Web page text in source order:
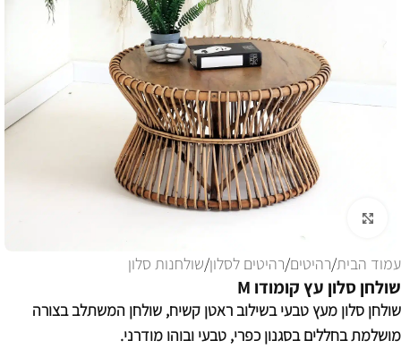
עמוד הבית/רהיטים/רהיטים לסלון/שולחנות סלון
שולחן סלון עץ קומודו M
שולחן סלון מעץ טבעי בשילוב ראטן קשיח, שולחן המשתלב בצורה
מושלמת בחללים בסגנון כפרי, טבעי ובוהו מודרני.